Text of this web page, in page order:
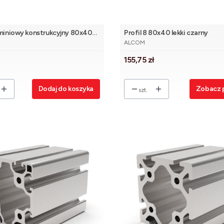
konstrukcyjny 80x40
Dodaj do koszyka
Profil 8 80x40 lekki czarny
PRODUCENT
ALCOM
Cena
155,75 zł
szt. Zobacz